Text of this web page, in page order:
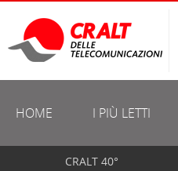
HOME I PIÙ LETTI
CRALT 40°